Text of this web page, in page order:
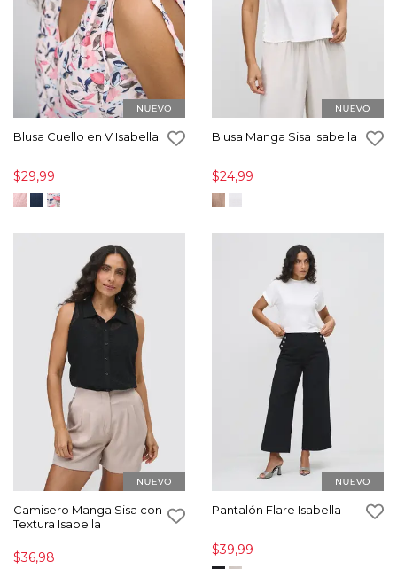
Blusa Cuello en V Isabella
$29,99
Blusa Manga Sisa Isabella
$24,99
Camisero Manga Sisa con
Textura Isabella
$36,98
Pantalón Flare Isabella
$39,99